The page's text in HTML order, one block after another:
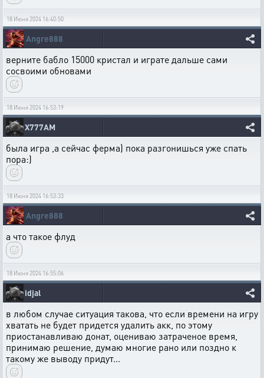
18 Июня 2024 16:40:50
Angre888
верните бабло 15000 кристал и играте дальше сами
сосвоими обновами
18 Июня 2024 16:53:19
X777AM
была игра ,а сейчас ферма) пока разгонишься уже спать
пора:)
18 Июня 2024 16:53:33
Angre888
а что такое флуд
18 Июня 2024 16:55:06
idjal
в любом случае ситуация такова, что если времени на игру
хватать не будет придется удалить акк, по этому
приостанавливаю донат, оцениваю затраченое время,
принимаю решение, думаю многие рано или поздно к
такому же выводу придут...